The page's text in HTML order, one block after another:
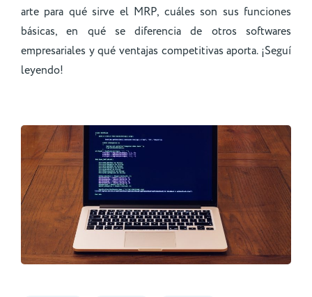
arte para qué sirve el MRP, cuáles son sus funciones
básicas, en qué se diferencia de otros softwares
empresariales y qué ventajas competitivas aporta. ¡Seguí
leyendo!